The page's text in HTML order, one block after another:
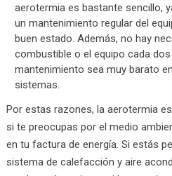
aerotermia es bastante sencillo,
un mantenimiento regular del
buen estado. Además, no hay
combustible o el equipo cada
mantenimiento sea muy barato
sistemas.
Por estas razones, la aerotermia
si te preocupas por el medio
en tu factura de energía. Si estás
sistema de calefacción y aire